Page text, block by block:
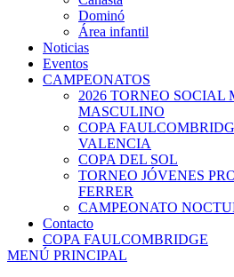
Dominó
Área infantil
Noticias
Eventos
CAMPEONATOS
2026 TORNEO SOCIAL
MASCULINO
COPA
VALENCIA
COPA DEL SOL
TORNEO JÓVENES
FERRER
CAMPEONATO
Contacto
COPA FAULCOMBRIDGE
MENÚ PRINCIPAL